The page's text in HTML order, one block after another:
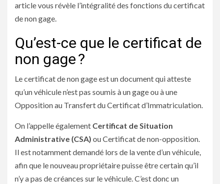
article vous révèle l’intégralité des fonctions du certificat
de non gage.
Qu’est-ce que le certificat de
non gage ?
Le certificat de non gage est un document qui atteste
qu’un véhicule n’est pas soumis à un gage ou à une
Opposition au Transfert du Certificat d’Immatriculation.
On l’appelle également Certificat de Situation
Administrative (CSA) ou Certificat de non-opposition.
Il est notamment demandé lors de la vente d’un véhicule,
afin que le nouveau propriétaire puisse être certain qu’il
n’y a pas de créances sur le véhicule. C’est donc un